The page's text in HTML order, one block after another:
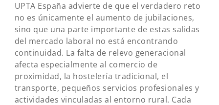
UPTA España advierte de que el verdadero reto
no es únicamente el aumento de jubilaciones,
sino que una parte importante de estas salidas
del mercado laboral no está encontrando
continuidad. La falta de relevo generacional
afecta especialmente al comercio de
proximidad, la hostelería tradicional, el
transporte, pequeños servicios profesionales y
actividades vinculadas al entorno rural. Cada